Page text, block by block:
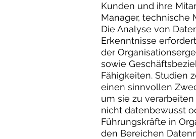
Kunden und ihre
Manager, technische
Die Analyse von
Erkenntnisse
der
sowie
Fähigkeiten. Studien
einen sinnvollen
um sie zu
nicht datenbewusst
Führungskräfte in
den Bereichen